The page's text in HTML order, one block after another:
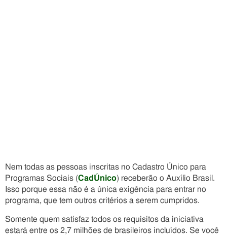
Nem todas as pessoas inscritas no Cadastro Único para
Programas Sociais (CadÚnico) receberão o Auxílio Brasil.
Isso porque essa não é a única exigência para entrar no
programa, que tem outros critérios a serem cumpridos.
Somente quem satisfaz todos os requisitos da iniciativa
estará entre os 2,7 milhões de brasileiros incluídos. Se você